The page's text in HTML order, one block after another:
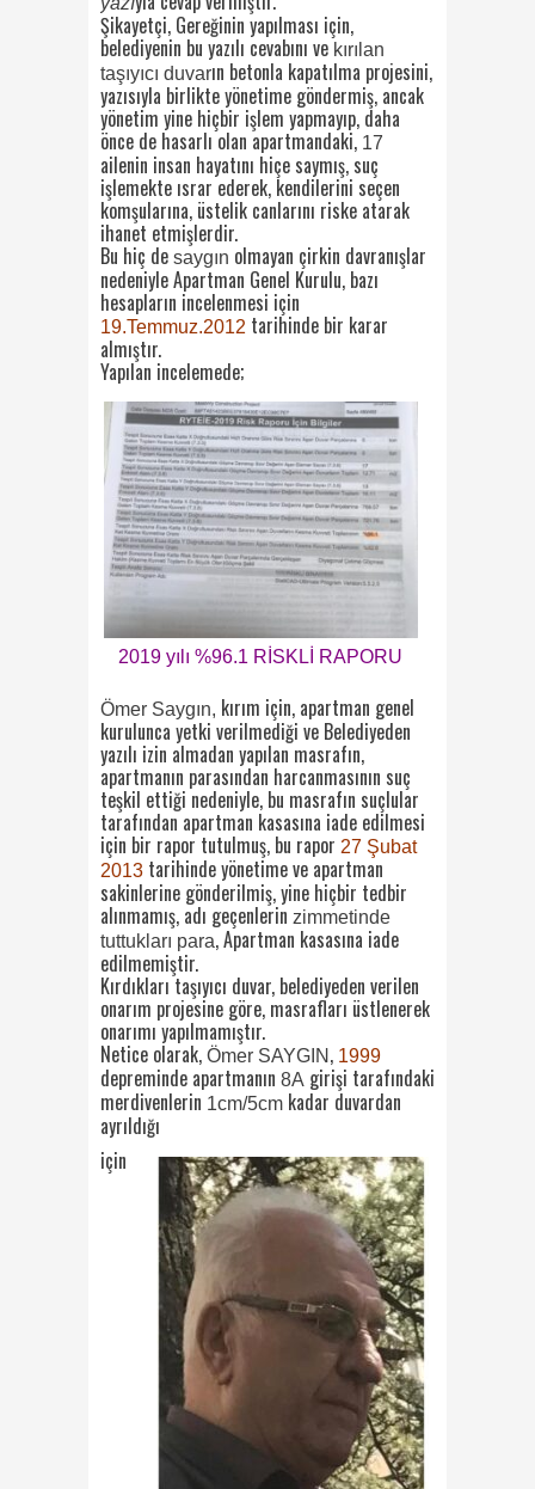
Şikayetçi, Gereğinin yapılması için,
belediyenin bu yazılı cevabını vekırılan
taşıyıcı duvarın betonla kapatılma projesini,
yazısıyla birlikte yönetime göndermiş, ancak
yönetim yine hiçbir işlem yapmayıp, daha
önce de hasarlı olan apartmandaki, 17
ailenin insan hayatını hiçe saymış, suç
işlemekte ısrar ederek, kendilerini seçen
komşularına, üstelik canlarını riske atarak
ihanet etmişlerdir.
Bu hiç de saygın olmayan çirkin davranışlar
nedeniyle Apartman Genel Kurulu, bazı
hesapların incelenmesi için
19.Temmuz.2012 tarihinde bir karar
almıştır.
Yapılan incelemede;
2019 yılı %96.1 RİSKLİ RAPORU
Ömer Saygın, kırım için, apartman genel
kurulunca yetki verilmediği ve Belediyeden
yazılı izin almadan yapılan masrafın,
apartmanın parasından harcanmasının suç
teşkil ettiği nedeniyle, bu masrafın suçlular
tarafından apartman kasasına iade edilmesi
için bir rapor tutulmuş, bu rapor 27 Şubat
2013 tarihinde yönetime ve apartman
sakinlerine gönderilmiş, yine hiçbir tedbir
alınmamış, adı geçenlerin zimmetinde
tuttukları para, Apartman kasasına iade
edilmemiştir.
Kırdıkları taşıyıcı duvar, belediyeden verilen
onarım projesine göre, masrafları üstlenerek
onarımı yapılmamıştır.
Netice olarak, Ömer SAYGIN , 1999
depreminde apartmanın 8A girişi tarafındaki
merdivenlerin 1cm/5cm kadar duvardan
ayrıldığı
için